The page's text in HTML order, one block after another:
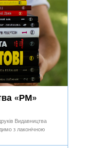
«РМ»
Видавництва
з лаконічною